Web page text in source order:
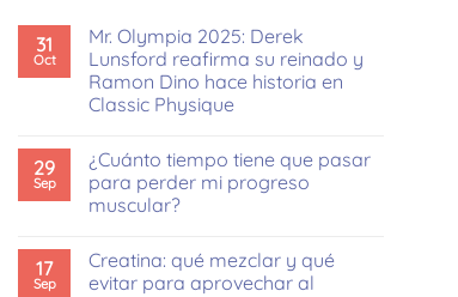
31
Oct
Mr. Olympia 2025: Derek
Lunsford reafirma su reinado y
Ramon Dino hace historia en
Classic Physique
comentarios
en
Mr.
Olympia
Lunsford
reafirma
su
29
Sep
¿Cuánto tiempo tiene que pasar
para perder mi progreso
muscular?
comentarios
¿Cuánto
17
Sep
Creatina: qué mezclar y qué
evitar para aprovechar al